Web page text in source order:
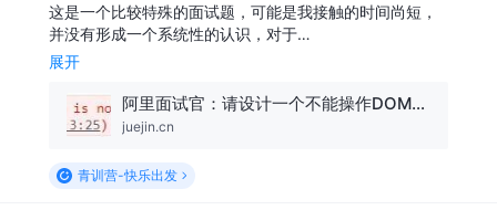
这是一个比较特殊的面试题，可能是我接触的时间尚短，
并没有形成一个系统性的认识，对于…
展开
阿里面试官：请设计一个不能操作DOM和调接口的环境
juejin.cn
青训营-快乐出发